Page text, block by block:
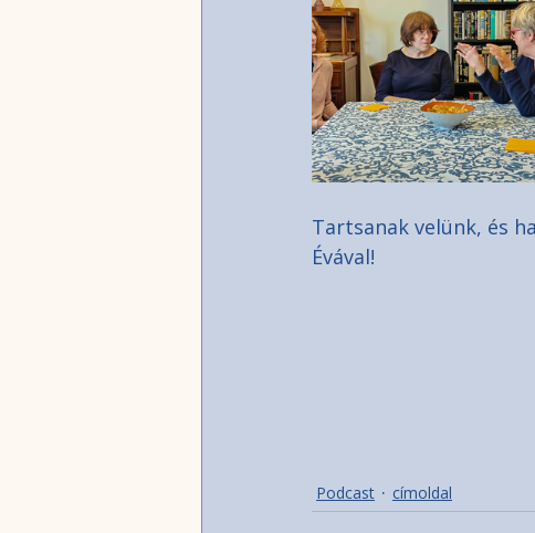
Tartsanak velünk, és
Évával!
Podcast címoldal